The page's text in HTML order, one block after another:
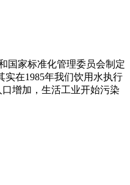
国家标准化管理委员会制定
实在1985年我们饮用水执行
增加，生活工业开始污染